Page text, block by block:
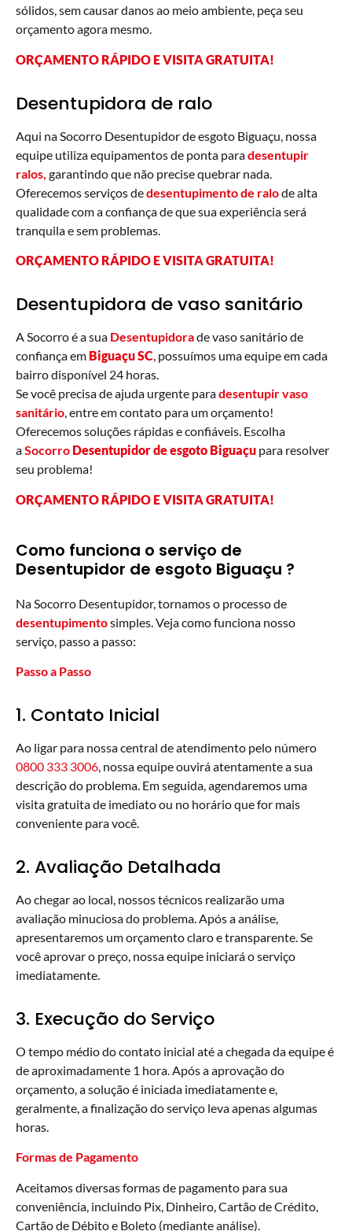
sólidos, sem causar danos ao meio ambiente, peça seu
orçamento agora mesmo.
ORÇAMENTO RÁPIDO E VISITA GRATUITA!
Desentupidora de ralo
Aqui na Socorro Desentupidor de esgoto Biguaçu, nossa
equipe utiliza equipamentos de ponta paradesentupir
ralos, garantindo que não precise quebrar nada.
Oferecemos serviços dedesentupimento de ralode alta
qualidade com a confiança de que sua experiência será
tranquila e sem problemas.
ORÇAMENTO RÁPIDO E VISITA GRATUITA!
Desentupidora de vaso sanitário
A Socorro é a sua Desentupidorade vaso sanitário de
confiança em BiguaçuSC, possuímos uma equipe em cada
bairro disponível 24 horas.
Se você precisa de ajuda urgente paradesentupir vaso
sanitário, entre em contato para um orçamento!
Oferecemos soluções rápidas e confiáveis. Escolha
aSocorro Desentupidor de esgoto Biguaçu para resolver
seu problema!
ORÇAMENTO RÁPIDO E VISITA GRATUITA!
Como funciona o serviço de
Desentupidor de esgoto Biguaçu ?
Na Socorro Desentupidor, tornamos o processo de
desentupimentosimples. Veja como funciona nosso
serviço, passo a passo:
Passo a Passo
1. Contato Inicial
Ao ligar para nossa central de atendimento pelo número
0800 333 3006, nossa equipe ouvirá atentamente a sua
descrição do problema. Em seguida, agendaremos uma
visita gratuita de imediato ou no horário que for mais
conveniente para você.
2. Avaliação Detalhada
Ao chegar ao local, nossos técnicos realizarão uma
avaliação minuciosa do problema. Após a análise,
apresentaremos um orçamento claro e transparente. Se
você aprovar o preço, nossa equipe iniciará o serviço
imediatamente.
3. Execução do Serviço
O tempo médio do contato inicial até a chegada da equipe é
de aproximadamente 1 hora. Após a aprovação do
orçamento, a solução é iniciada imediatamente e,
geralmente, a finalização do serviço leva apenas algumas
horas.
Formas de Pagamento
Aceitamos diversas formas de pagamento para sua
conveniência, incluindo Pix, Dinheiro, Cartão de Crédito,
Cartão de Débito e Boleto (mediante análise).